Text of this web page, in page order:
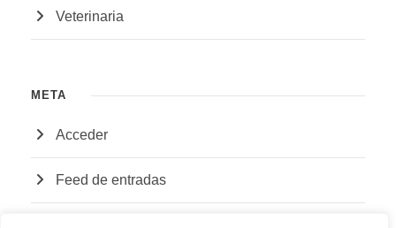
Veterinaria
META
Acceder
Feed de entradas